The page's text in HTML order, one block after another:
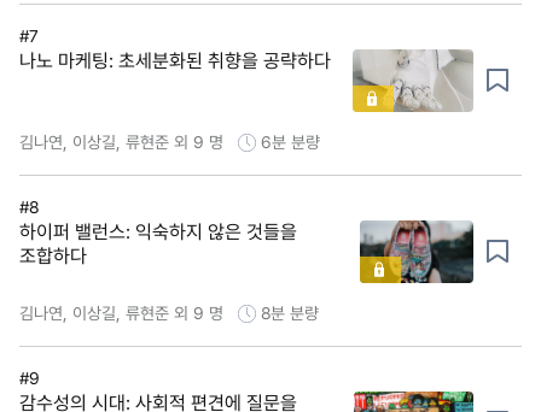
#7
나노 마케팅: 초세분화된 취향을 공략하다
김나연, 이상길, 류현준 외 9 명 6분 분량
#8
하이퍼 밸런스: 익숙하지 않은 것들을
조합하다
김나연, 이상길, 류현준 외 9 명 8분 분량
#9
감수성의 시대: 사회적 편견에 질문을